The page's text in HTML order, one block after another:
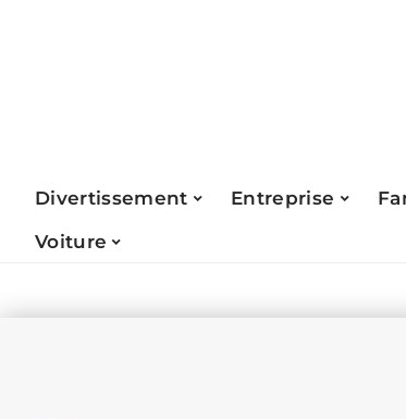
Divertissement Entreprise
Voiture